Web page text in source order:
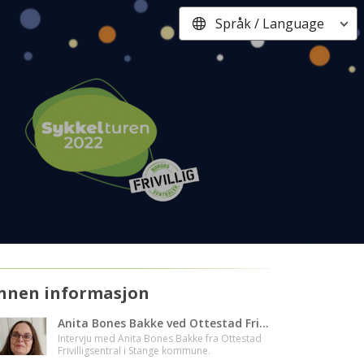
Språk / Language
informasjon
Anita Bones Bakke ved Ottestad Frivilligsentral
Intervju med Anita Bones Bakke fra Ottestad
Frivilligsentral i Stange kommune.